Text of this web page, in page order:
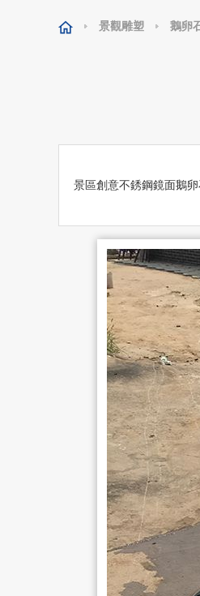
景觀雕塑 鵝卵
景區創意不銹鋼鏡面鵝